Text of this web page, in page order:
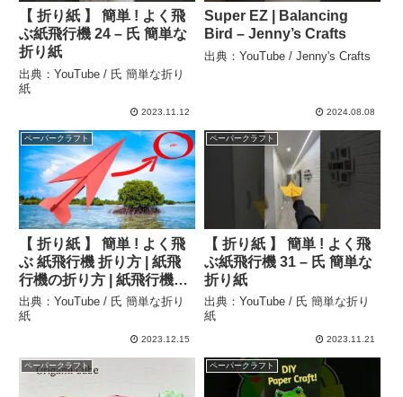
【 折り紙 】 簡単 ! よく飛
ぶ紙飛行機 24 – 氏 簡単な
折り紙
出典：YouTube / 氏 簡単な折り
紙
2023.11.12
Super EZ | Balancing
Bird – Jenny’s Crafts
出典：YouTube / Jenny's Crafts
2024.08.08
ペーパークラフト
【 折り紙 】 簡単 ! よく飛
ぶ 紙飛行機 折り方 | 紙飛
行機の折り方 | 紙飛行機の
矢印 – 氏 簡単な折り紙
出典：YouTube / 氏 簡単な折り
紙
2023.12.15
ペーパークラフト
【 折り紙 】 簡単 ! よく飛
ぶ紙飛行機 31 – 氏 簡単な
折り紙
出典：YouTube / 氏 簡単な折り
紙
2023.11.21
ペーパークラフト ペーパークラフト